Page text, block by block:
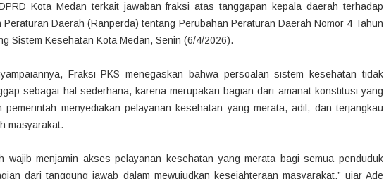
Kota Medan terkait jawaban fraksi atas tanggapan kepala daerah terhadap
Peraturan Daerah (Ranperda) tentang Perubahan Peraturan Daerah Nomor 4 Tahun
Sistem Kesehatan Kota Medan, Senin (6/4/2026).
Fraksi PKS menegaskan bahwa persoalan sistem kesehatan tidak
sebagai hal sederhana, karena merupakan bagian dari amanat konstitusi yang
pemerintah menyediakan pelayanan kesehatan yang merata, adil, dan terjangkau
masyarakat.
wajib menjamin akses pelayanan kesehatan yang merata bagi semua penduduk
dari tanggung jawab dalam mewujudkan kesejahteraan masyarakat,” ujar Ade